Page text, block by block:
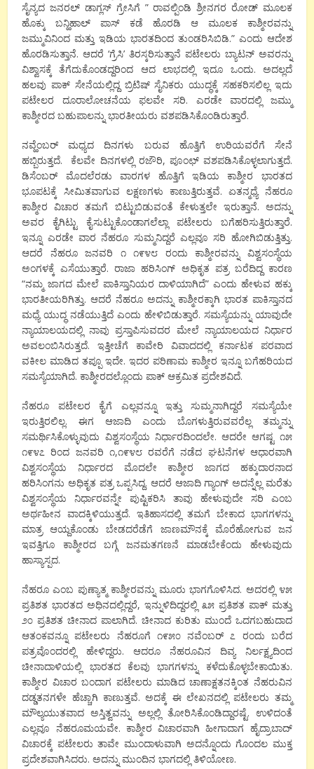
ಸೈನ್ಯದ ಜನರಲ್ ಡಾಗ್ಲಸ್ ಗ್ರೇಸಿಗೆ ” ರಾವಲ್ಪಿಂಡಿ ಶ್ರೀನಗರ ರೋಡ್ ಮೂಲಕ
ಹೊಕ್ಕು ಬನ್ಹಿಹಾಲ್ ಪಾಸ್ ಕಡೆ ಹೊರಡಿ ಆ ಮೂಲಕ ಕಾಶ್ಮೀರವನ್ನು
ಜಮ್ಮುವಿನಿಂದ ಮತ್ತು ಇಡಿಯ ಭಾರತದಿಂದ ತುಂಡರಿಸಿಬಿಡಿ.” ಎಂದು ಆದೇಶ
ಹೊರಡಿಸುತ್ತಾನೆ. ಆದರೆ ‘ಗ್ರೆಸಿ’ ತಿರಸ್ಕರಿಸುತ್ತಾನೆ ಪಟೇಲರು ಬ್ಯಾಟನ್ ಅವರನ್ನು
ವಿಶ್ವಾಸಕ್ಕೆ ತೆಗೆದುಕೊಂಡದ್ದರಿಂದ ಆದ ಲಾಭದಲ್ಲಿ ಇದೂ ಒಂದು. ಅದಲ್ಲದೆ
ಹಲವು ಪಾಕ್ ಸೇನೆಯಲ್ಲಿದ್ದ ಬ್ರಿಟಿಷ್ ಸೈನಿಕರು ಯುದ್ಧಕ್ಕೆ ಸಹಕರಿಸಲಿಲ್ಲ ಇದು
ಪಟೇಲರ ದೂರಾಲೋಚನೆಯ ಫಲವೇ ಸರಿ. ಎರಡೇ ವಾರದಲ್ಲಿ ಜಮ್ಮು
ಕಾಶ್ಮೀರದ ಬಹುಪಾಲನ್ನು ಭಾರತೀಯರು ವಶಪಡಿಸಿಕೊಂಡಿರುತ್ತಾರೆ.
ನವ್ಹೆಂಬರ್ ಮಧ್ಯದ ದಿನಗಳು ಬರುವ ಹೊತ್ತಿಗೆ ಉರಿಯವರೆಗೆ ಸೇನೆ
ಹಬ್ಬಿರುತ್ತದೆ. ಕೆಲವೇ ದಿನಗಳಲ್ಲಿ ರಜೌರಿ, ಪೂಂಛ್ ವಶಪಡಿಸಿಕೊಳ್ಳಲಾಗುತ್ತದೆ.
ಡಿಸೆಂಬರ್ ಮೊದಲೆರಡು ವಾರಗಳ ಹೊತ್ತಿಗೆ ಇಡಿಯ ಕಾಶ್ಮೀರ ಭಾರತದ
ಭೂಪಟಕ್ಕೆ ಸೀಮಿತವಾಗುವ ಲಕ್ಷಣಗಳು ಕಾಣುತ್ತಿರುತ್ತವೆ. ಏತನ್ಮಧ್ಯೆ ನೆಹರೂ
ಕಾಶ್ಮೀರ ವಿಚಾರ ತಮಗೆ ಬಿಟ್ಟುಬಿಡುವಂತೆ ಕೇಳುತ್ತಲೇ ಇರುತ್ತಾನೆ. ಅದನ್ನು
ಅವರ ಕೈಗಿಟ್ಟು ಕೈಸುಟ್ಟುಕೊಂಡಾಗಲೆಲ್ಲಾ ಪಟೇಲರು ಬಗೆಹರಿಸುತ್ತಿರುತ್ತಾರೆ.
ಇನ್ನೂ ಎರಡೇ ವಾರ ನೆಹರೂ ಸುಮ್ಮನಿದ್ದರೆ ಎಲ್ಲವೂ ಸರಿ ಹೋಗಿಬಿಡುತ್ತಿತ್ತು.
ಆದರೆ ನೆಹರೂ ಜನವರಿ ೧ ೧೯೪೮ ರಂದು ಕಾಶ್ಮೀರವನ್ನು ವಿಶ್ವಸಂಸ್ಥೆಯ
ಅಂಗಳಕ್ಕೆ ಎಸೆಯುತ್ತಾರೆ. ರಾಜಾ ಹರಿಸಿಂಗ್ ಅಧಿಕೃತ ಪತ್ರ ಬರೆದಿದ್ದ ಕಾರಣ
“ನಮ್ಮ ಜಾಗದ ಮೇಲೆ ಪಾಕಿಸ್ತಾನಿಯರ ದಾಳಿಯಾಗಿದೆ” ಎಂದು ಹೇಳುವ ಹಕ್ಕು
ಭಾರತೀಯರಿಗಿತ್ತು. ಆದರೆ ನೆಹರೂ ಅದನ್ನು ಕಾಶ್ಮೀರಕ್ಕಾಗಿ ಭಾರತ ಪಾಕಿಸ್ತಾನದ
ಮಧ್ಯೆ ಯುದ್ಧ ನಡೆಯುತ್ತಿದೆ ಎಂದು ಹೇಳಿಬಿಡುತ್ತಾರೆ. ಸಮಸ್ಯೆಯನ್ನು ಯಾವುದೇ
ನ್ಯಾಯಾಲಯದಲ್ಲಿ ನಾವು ಪ್ರಸ್ತಾಪಿಸುವದರ ಮೇಲೆ ನ್ಯಾಯಾಲಯದ ನಿರ್ಧಾರ
ಅವಲಂಬಿಸಿರುತ್ತದೆ. ಇತ್ತೀಚೆಗೆ ಕಾವೇರಿ ವಿವಾದದಲ್ಲಿ ಕರ್ನಾಟಕ ಪರವಾದ
ವಕೀಲ ಮಾಡಿದ ತಪ್ಪೂ ಇದೇ. ಇದರ ಪರಿಣಾಮ ಕಾಶ್ಮೀರ ಇನ್ನೂ ಬಗೆಹರಿಯದ
ಸಮಸ್ಯೆಯಾಗಿದೆ. ಕಾಶ್ಮೀರದಲ್ಲೊಂದು ಪಾಕ್ ಆಕ್ರಮಿತ ಪ್ರದೇಶವಿದೆ.
ನೆಹರೂ ಪಟೇಲರ ಕೈಗೆ ಎಲ್ಲವನ್ನೂ ಇತ್ತು ಸುಮ್ಮನಾಗಿದ್ದರೆ ಸಮಸ್ಯೆಯೇ
ಇರುತ್ತಿರಲಿಲ್ಲ. ಈಗ ಆಜಾದಿ ಎಂದು ಬೊಗಳುತ್ತಿರುವವರೆಲ್ಲ ತಮ್ಮನ್ನು
ಸಮರ್ಥಿಸಿಕೊಳ್ಳುವುದು ವಿಶ್ವಸಂಸ್ಥೆಯ ನಿರ್ಧಾರದಿಂದಲೇ. ಆದರೇ ಆಗಷ್ಟ ೧೫
೧೯೪೭ ರಿಂದ ಜನವರಿ ೧,೧೯೪೮ ರವರೆಗೆ ನಡೆದ ಘಟನೆಗಳ ಆಧಾರವಾಗಿ
ವಿಶ್ವಸಂಸ್ಥೆಯ ನಿರ್ಧಾರದ ಮೊದಲೇ ಕಾಶ್ಮೀರ ಜಾಗದ ಹಕ್ಕುದಾರನಾದ
ಹರಿಸಿಂಗನು ಅಧಿಕೃತ ಪತ್ರ ಒಪ್ಪಸಿದ್ದ. ಆದರೆ ಆಜಾದಿ ಗ್ಯಾಂಗ್ ಅದನ್ನೆಲ್ಲ ಮರೆತು
ವಿಶ್ವಸಂಸ್ಥೆಯ ನಿರ್ಧಾರವನ್ನೇ ಪುಷ್ಟಿಕರಿಸಿ ತಾವು ಹೇಳುವುದೇ ಸರಿ ಎಂಬ
ಅರ್ಥಹೀನ ವಾದಕ್ಕಿಳಿಯುತ್ತದೆ. ಇತಿಹಾಸದಲ್ಲಿ ತಮಗೆ ಬೇಕಾದ ಭಾಗಗಳನ್ನು
ಮಾತ್ರ ಆಯ್ದಕೊಂಡು ಬೇಡದರೆಡೆಗೆ ಜಾಣಮೌನಕ್ಕೆ ಮೊರೆಹೋಗುವ ಜನ
ಇವತ್ತಿಗೂ ಕಾಶ್ಮೀರದ ಬಗ್ಗೆ ಜನಮತಗಣನೆ ಮಾಡಬೇಕೆಂದು ಹೇಳುವುದು
ಹಾಸ್ಯಾಸ್ಪದ.
ನೆಹರೂ ಎಂಬ ಪುಣ್ಯಾತ್ಮ ಕಾಶ್ಮೀರವನ್ನು ಮೂರು ಭಾಗಗೊಳಿಸಿದ. ಅದರಲ್ಲಿ ೪೫
ಪ್ರತಿಶತ ಭಾರತದ ಅಧಿನದಲ್ಲಿದ್ದರೆ, ಇನ್ನುಳಿದಿದ್ದರಲ್ಲಿ ೩೫ ಪ್ರತಿಶತ ಪಾಕ್ ಮತ್ತು
೨೦ ಪ್ರತಿಶತ ಚೀನಾದ ಪಾಲಾಗಿದೆ. ಚೀನಾದ ಕುರಿತು ಮುಂದೆ ಒದಗಬಹುದಾದ
ಆತಂಕವನ್ನೂ ಪಟೇಲರು ನೆಹರೂಗೆ ೧೯೫೦ ನವೆಂಬರ್ ೭ ರಂದು ಬರೆದ
ಪತ್ರವೊಂದರಲ್ಲಿ ಹೇಳಿದ್ದರು. ಆದರೂ ನೆಹರೂವಿನ ದಿವ್ಯ ನಿರ್ಲಕ್ಷ್ಯದಿಂದ
ಚೀನಾದಾಳಿಯಲ್ಲಿ ಭಾರತದ ಕೆಲವು ಭಾಗಗಳನ್ನು ಕಳೆದುಕೊಳ್ಳಬೇಕಾಯಿತು.
ಕಾಶ್ಮೀರ ವಿಚಾರ ಬಂದಾಗ ಪಟೇಲರು ಮಾಡಿದ ಚಾಣಾಕ್ಷತನಕ್ಕಿಂತ ನೆಹರುವಿನ
ದಡ್ಡತನಗಳೇ ಹೆಚ್ಚಾಗಿ ಕಾಣುತ್ತವೆ. ಅದಕ್ಕೆ ಈ ಲೇಖನದಲ್ಲಿ ಪಟೇಲರು ತಮ್ಮ
ಮೌಲ್ಯಯುತವಾದ ಅಸ್ತಿತ್ವವನ್ನು ಅಲ್ಲಲ್ಲಿ ತೋರಿಸಿಕೊಂಡಿದ್ದಾರಷ್ಟೆ. ಉಳಿದಂತೆ
ಎಲ್ಲವೂ ನೆಹರೂಮಯವೇ. ಕಾಶ್ಮೀರ ವಿಚಾರವಾಗಿ ಹೀಗಾದಾಗ ಹೈದ್ರಾಬಾದ್
ವಿಚಾರಕ್ಕೆ ಪಟೇಲರು ತಾವೇ ಮುಂದಾಳುವಾಗಿ ಅದನ್ನೊಂದು ಗೊಂದಲ ಮುಕ್ತ
ಪ್ರದೇಶವಾಗಿಸಿದರು. ಅದನ್ನು ಮುಂದಿನ ಭಾಗದಲ್ಲಿ ತಿಳಿಯೋಣ.